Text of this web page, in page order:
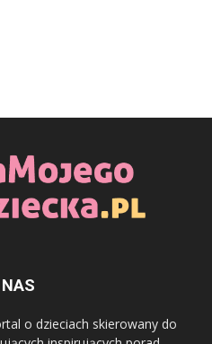
NAS
o dzieciach skierowany do